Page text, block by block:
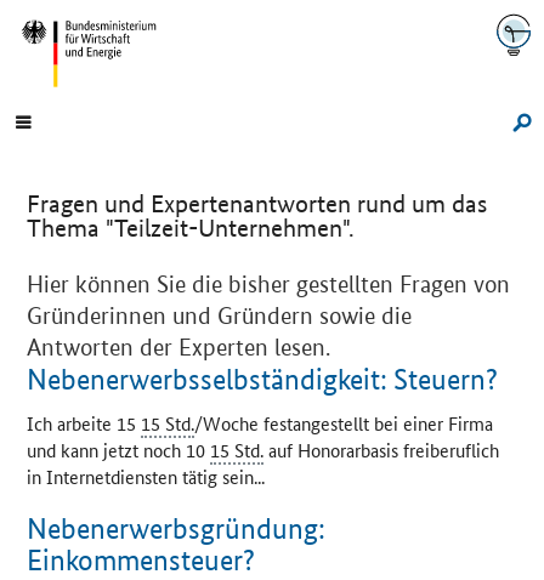
Navigation
Hauptmenü
Fragen und Expertenantworten rund um das
Thema "Teilzeit-Unternehmen".
Hier können Sie die bisher gestellten Fragen von
Gründerinnen und Gründern sowie die
Antworten der Experten lesen.
Nebenerwerbsselbständigkeit: Steuern?
Ich arbeite 15 15 Std./Woche festangestellt bei einer Firma
und kann jetzt noch 10 15 Std.auf Honorarbasis freiberuflich
in Internetdiensten tätig sein...
Nebenerwerbsgründung:
Einkommensteuer?